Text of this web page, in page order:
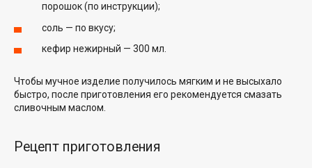
порошок (по инструкции);
соль — по вкусу;
кефир нежирный — 300 мл.
Чтобы мучное изделие получилось мягким и не высыхало
быстро, после приготовления его рекомендуется смазать
сливочным маслом.
Рецепт приготовления